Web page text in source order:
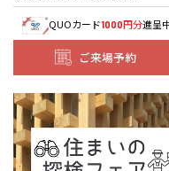
QUOカード1000円分進呈
ご来場予約
宮城
福島
富山
石川
福井
埼玉
千葉
茨城
栃木
岐阜
静岡
三重
大阪
京都
兵庫
奈良
中国・四国
岡山
香川
愛媛
九州
福岡
佐賀
分譲マンション
※現住所のある都道府県以
宮城県
仙台
福島県
会津
富山県
富山
石川県
福井県
福井
相模
埼玉県
埼玉
千葉県
千葉
柏
茨城県
水戸
岐阜県
岐阜
静岡県
三重県
四
京都府
京都
兵庫県
姫路
奈良県
奈良
中国・四国
岡山県
岡山
愛媛県
松山
九州
福岡県
福岡
佐賀県
佐賀
熊本県
熊本